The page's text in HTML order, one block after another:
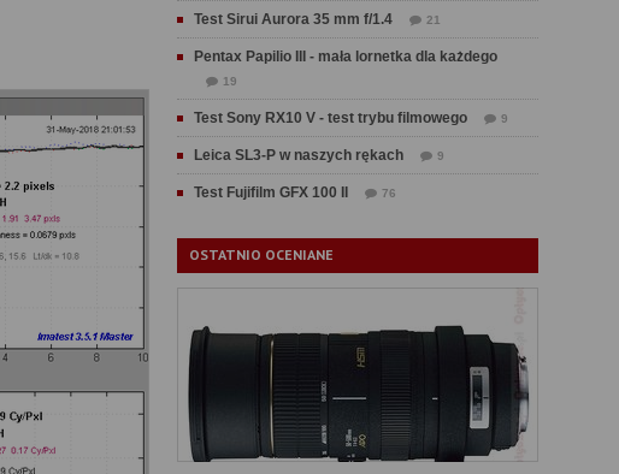
Test Sirui Aurora 35 mm f/1.4 21
Pentax Papilio III - mała lornetka dla każdego
19
Test Sony RX10 V - test trybu filmowego 9
Leica SL3-P w naszych rękach 9
Test Fujifilm GFX 100 II 76
OSTATNIO OCENIANE